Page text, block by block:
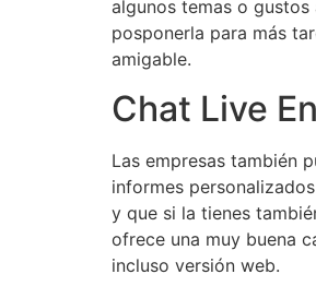
algunos temas o gustos
posponerla para más
amigable.
Chat Live
Las empresas también
informes
y que si la tienes
ofrece una muy buena
incluso versión web.